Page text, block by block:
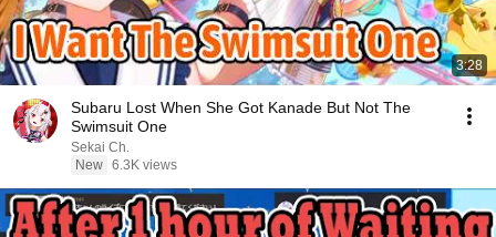
3:28
Subaru Lost When She Got Kanade But Not The
Swimsuit One
Sekai Ch.
New 6.3K views